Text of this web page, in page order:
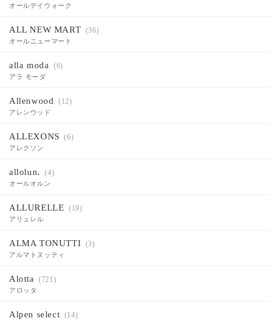
オールデイウォーク
ALL NEW MART (36)
オールニューマート
alla moda (6)
アラ モーダ
Allenwood (12)
アレンウッド
ALLEXONS (6)
アレクソン
allolun. (4)
オールオルン
ALLURELLE (19)
アリュレル
ALMA TONUTTI (3)
アルマトヌッティ
Alotta (721)
アロッタ
Alpen select (14)